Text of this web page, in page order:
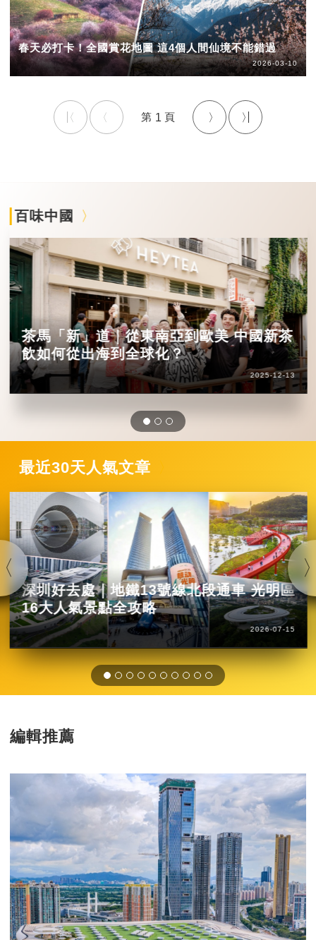
春天必打卡！全國賞花地圖 這4個人間仙境不能錯過
2026-03-10
1
百味中國
茶馬「新」道｜從東南亞到歐美 中國新茶
飲如何從出海到全球化？
2025-12-13
最近30天人氣文章
深圳好去處｜地鐵13號線北段通車 光明區
16大人氣景點全攻略
2026-07-15
編輯推薦